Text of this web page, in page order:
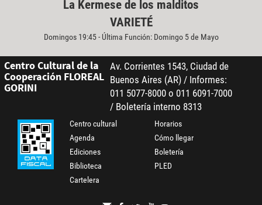
La Kermese de los malditos
VARIETÉ
Domingos 19:45 - Última Función: Domingo 5 de Mayo
Centro Cultural de la
Cooperación FLOREAL
GORINI
Av. Corrientes 1543, Ciudad de
Buenos Aires (AR) / Informes:
011 5077-8000 o 011 6091-7000
/ Boletería interno 8313
Centro cultural
Agenda
Ediciones
Biblioteca
Cartelera
Horarios
Cómo llegar
Boletería
PLED